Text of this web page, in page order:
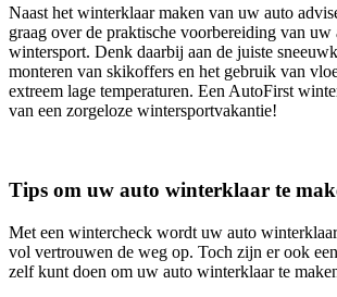
Naast het winterklaar maken van uw auto
graag over de praktische voorbereiding van uw
wintersport. Denk daarbij aan de juiste
monteren van skikoffers en het gebruik van
extreem lage temperaturen. Een AutoFirst
van een zorgeloze wintersportvakantie!
Tips om uw auto winterklaar te
Met een wintercheck wordt uw auto
vol vertrouwen de weg op. Toch zijn er ook
zelf kunt doen om uw auto winterklaar te